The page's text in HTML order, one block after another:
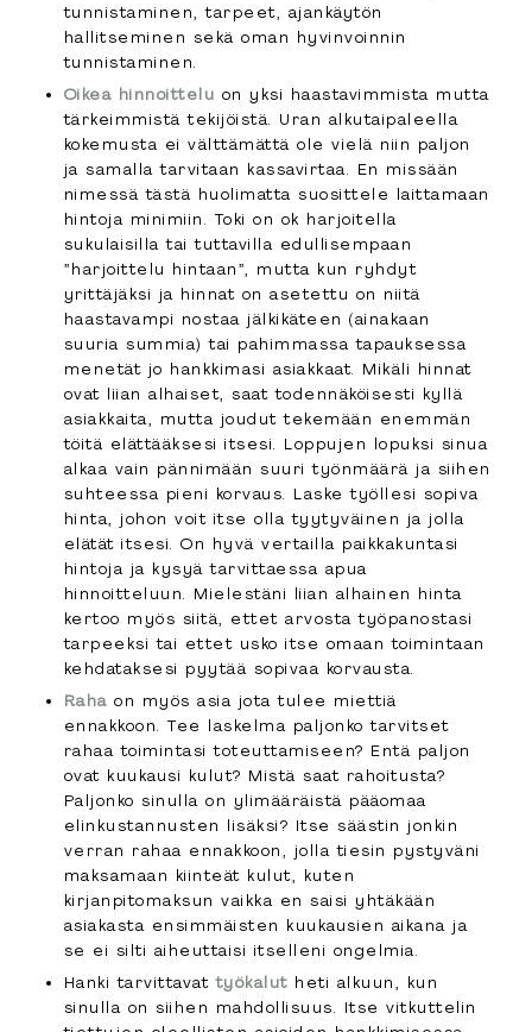
tunnistaminen, tarpeet, ajankäytön
hallitseminen sekä oman hyvinvoinnin
tunnistaminen.
Oikea hinnoittelu on yksi haastavimmista mutta
tärkeimmistä tekijöistä. Uran alkutaipaleella
kokemusta ei välttämättä ole vielä niin paljon
ja samalla tarvitaan kassavirtaa. En missään
nimessä tästä huolimatta suosittele laittamaan
hintoja minimiin. Toki on ok harjoitella
sukulaisilla tai tuttavilla edullisempaan
”harjoittelu hintaan”, mutta kun ryhdyt
yrittäjäksi ja hinnat on asetettu on niitä
haastavampi nostaa jälkikäteen (ainakaan
suuria summia) tai pahimmassa tapauksessa
menetät jo hankkimasi asiakkaat. Mikäli hinnat
ovat liian alhaiset, saat todennäköisesti kyllä
asiakkaita, mutta joudut tekemään enemmän
töitä elättääksesi itsesi. Loppujen lopuksi sinua
alkaa vain pännimään suuri työnmäärä ja siihen
suhteessa pieni korvaus. Laske työllesi sopiva
hinta, johon voit itse olla tyytyväinen ja jolla
elätät itsesi. On hyvä vertailla paikkakuntasi
hintoja ja kysyä tarvittaessa apua
hinnoitteluun. Mielestäni liian alhainen hinta
kertoo myös siitä, ettet arvosta työpanostasi
tarpeeksi tai ettet usko itse omaan toimintaan
kehdataksesi pyytää sopivaa korvausta.
Raha on myös asia jota tulee miettiä
ennakkoon. Tee laskelma paljonko tarvitset
rahaa toimintasi toteuttamiseen? Entä paljon
ovat kuukausi kulut? Mistä saat rahoitusta?
Paljonko sinulla on ylimääräistä pääomaa
elinkustannusten lisäksi? Itse säästin jonkin
verran rahaa ennakkoon, jolla tiesin pystyväni
maksamaan kiinteät kulut, kuten
kirjanpitomaksun vaikka en saisi yhtäkään
asiakasta ensimmäisten kuukausien aikana ja
se ei silti aiheuttaisi itselleni ongelmia.
Hanki tarvittavat työkalut heti alkuun, kun
sinulla on siihen mahdollisuus. Itse vitkuttelin